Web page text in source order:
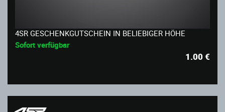
4SR GESCHENKGUTSCHEIN IN BELIEBIGER HÖHE
Sofort verfügbar
1.00€